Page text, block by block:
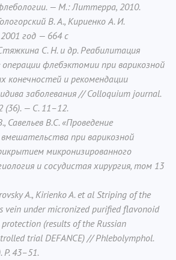
— М.: Литтерра, 2010.
В. А., Кириенко А. И.
год — 664 с
С. Н. и др. Реабилитация
операции флебэктомии при варикозной
конечностей и рекомендации
заболевания // Colloquium journal.
— С. 11–12.
Савельев В.С. «Проведение
при варикозной
микронизированного
и сосудистая хирургия, том 13
A., Kirienko A. et al Striping of the
vein under micronized purified flavonoid
(results of the Russian
trial DEFANCE) // Phlebolymphol.
P. 43–51.